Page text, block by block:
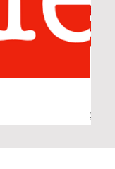
¥33,000